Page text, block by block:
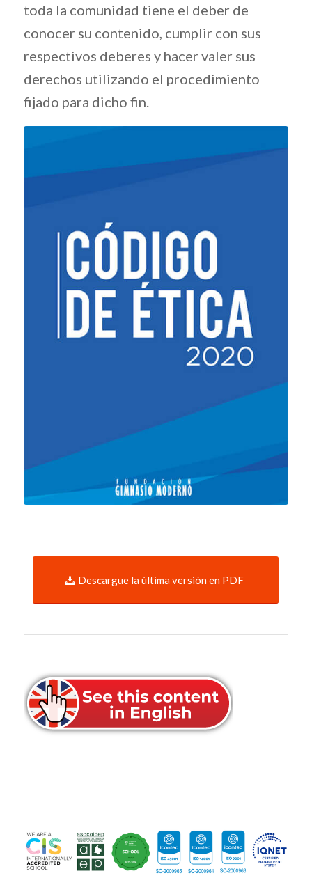
toda la comunidad tiene el deber de
conocer su contenido, cumplir con sus
respectivos deberes y hacer valer sus
derechos utilizando el procedimiento
fijado para dicho fin.
Descargue la última versión en PDF